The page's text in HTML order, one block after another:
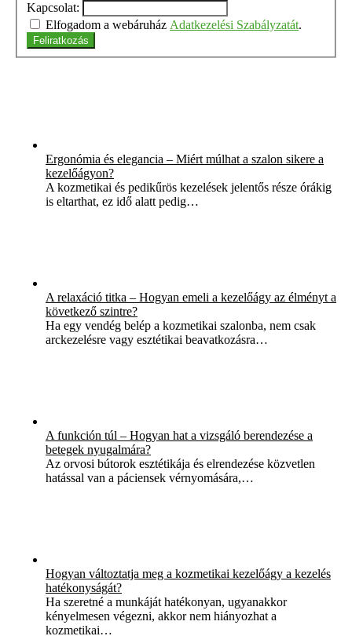
Kapcsolat:
Elfogadom a webáruház Adatkezelési Szabályzatát.
Feliratkozás
Ergonómia és elegancia – Miért múlhat a szalon sikere a
kezelőágyon?
A kozmetikai és pedikűrös kezelések jelentős része órákig
is eltarthat, ez idő alatt pedig…
A relaxáció titka – Hogyan emeli a kezelőágy az élményt a
következő szintre?
Ha egy vendég belép a kozmetikai szalonba, nem csak
arckezelésre vagy esztétikai beavatkozásra…
A funkción túl – Hogyan hat a vizsgáló berendezése a
betegek nyugalmára?
Az orvosi bútorok esztétikája és elrendezése közvetlen
hatással van a páciensek vérnyomására,…
Hogyan változtatja meg a kozmetikai kezelőágy a kezelés
hatékonyságát?
Ha szeretné a munkáját hatékonyan, ugyanakkor
kényelmesen végezni, akkor nem hiányozhat a
kozmetikai…